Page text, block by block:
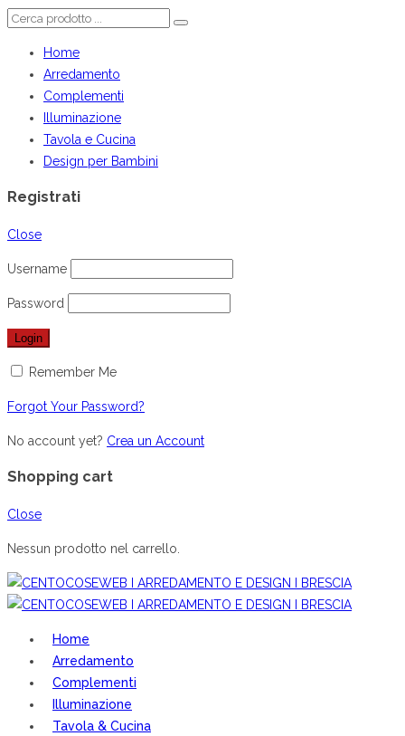
Home
Arredamento
Complementi
Illuminazione
Tavola e Cucina
Design per Bambini
Registrati
Close
Username
Password
Remember Me
Forgot Your Password?
No account yet? Crea un Account
Shopping cart
Close
Nessun prodotto nel carrello.
Home
Arredamento
Complementi
Illuminazione
Tavola & Cucina